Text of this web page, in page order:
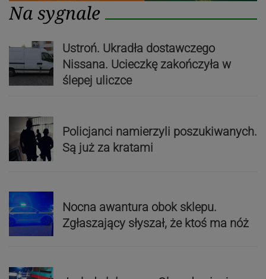
Na sygnale
Ustroń. Ukradła dostawczego
Nissana. Ucieczkę zakończyła w
ślepej uliczce
Policjanci namierzyli poszukiwanych.
Są już za kratami
Nocna awantura obok sklepu.
Zgłaszający słyszał, że ktoś ma nóż